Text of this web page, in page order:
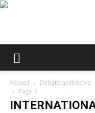
Accueil Débats québécois
Page 3